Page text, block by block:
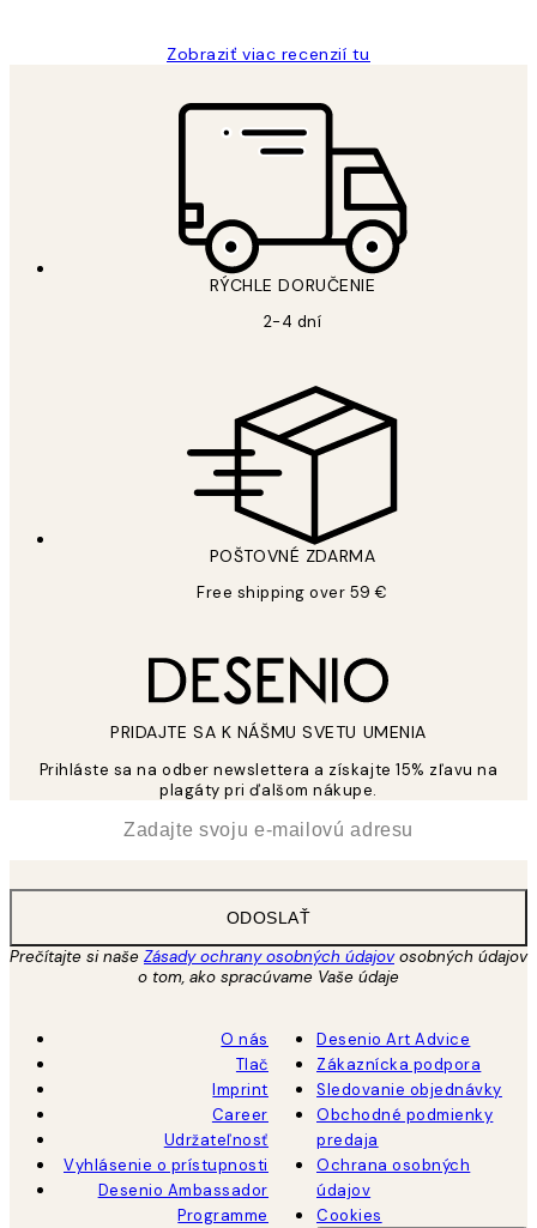
Zobraziť viac recenzií tu
RÝCHLE DORUČENIE
2-4 dní
POŠTOVNÉ ZDARMA
Free shipping over 59 €
PRIDAJTE SA K NÁŠMU SVETU UMENIA
Prihláste sa na odber newslettera a získajte 15% zľavu na
plagáty pri ďalšom nákupe.
ODOSLAŤ
Prečítajte si naše Zásady ochrany osobných údajovosobných údajov
o tom, ako spracúvame Vaše údaje
O nás
Tlač
Imprint
Career
Udržateľnosť
Vyhlásenie o prístupnosti
Desenio Ambassador
Programme
Desenio Art Advice
Zákaznícka podpora
Sledovanie objednávky
Obchodné podmienky
predaja
Ochrana osobných
údajov
Cookies